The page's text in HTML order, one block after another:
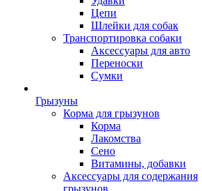
Цепи
Шлейки для собак
Транспортировка собаки
Аксессуары для авто
Переноски
Сумки
Грызуны
Корма для грызунов
Корма
Лакомства
Сено
Витамины, добавки
Аксессуары для содержания
грызунов